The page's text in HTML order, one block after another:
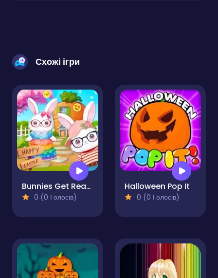
Схожі ігри
Bunnies Get Ready for Easter
0 (0 Голосів)
Halloween Pop It
0 (0 Голосів)